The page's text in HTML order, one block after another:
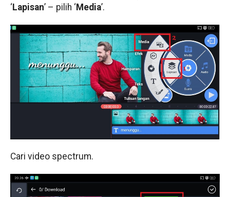
‘ Lapisan’ – pilih ‘ Media’.
Cari video spectrum.